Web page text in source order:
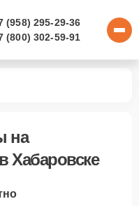
(958) 295-29-36
(800) 302-59-91
на
Хабаровске